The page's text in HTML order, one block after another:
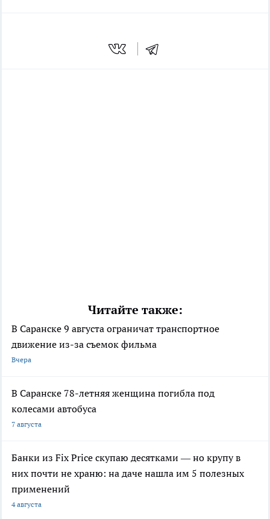
Читайте также:
В Саранске 9 августа ограничат транспортное
движение из-за съемок фильма
Вчера
В Саранске 78-летняя женщина погибла под
колесами автобуса
7 августа
Банки из Fix Price скупаю десятками — но крупу в
них почти не храню: на даче нашла им 5 полезных
применений
4 августа